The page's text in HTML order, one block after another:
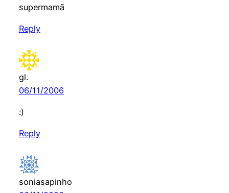
supermamã
Reply
gl.
06/11/2006
:)
Reply
soniasapinho